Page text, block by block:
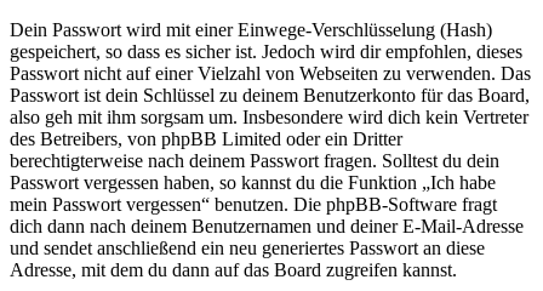
Dein Passwort wird mit einer Einwege-Verschlüsselung (Hash)
gespeichert, so dass es sicher ist. Jedoch wird dir empfohlen, dieses
Passwort nicht auf einer Vielzahl von Webseiten zu verwenden. Das
Passwort ist dein Schlüssel zu deinem Benutzerkonto für das Board,
also geh mit ihm sorgsam um. Insbesondere wird dich kein Vertreter
des Betreibers, von phpBB Limited oder ein Dritter
berechtigterweise nach deinem Passwort fragen. Solltest du dein
Passwort vergessen haben, so kannst du die Funktion „Ich habe
mein Passwort vergessen“ benutzen. Die phpBB-Software fragt
dich dann nach deinem Benutzernamen und deiner E-Mail-Adresse
und sendet anschließend ein neu generiertes Passwort an diese
Adresse, mit dem du dann auf das Board zugreifen kannst.